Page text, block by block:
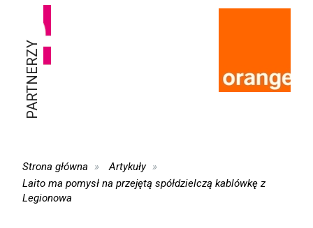
PARTNERZY
Strona główna
Artykuły
Laito ma pomysł na przejętą spółdzielczą kablówkę z
Legionowa